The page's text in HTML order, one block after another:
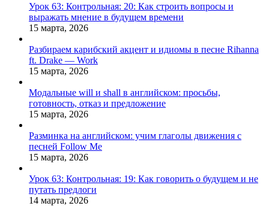
Урок 63: Контрольная: 20: Как строить вопросы и
выражать мнение в будущем времени
15 марта, 2026
Разбираем карибский акцент и идиомы в песне Rihanna
ft. Drake — Work
15 марта, 2026
Модальные will и shall в английском: просьбы,
готовность, отказ и предложение
15 марта, 2026
Разминка на английском: учим глаголы движения с
песней Follow Me
15 марта, 2026
Урок 63: Контрольная: 19: Как говорить о будущем и не
путать предлоги
14 марта, 2026